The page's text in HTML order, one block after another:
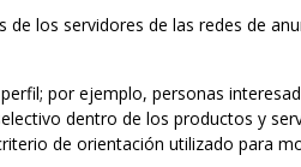
los servidores de las redes de
por ejemplo, personas
dentro de los productos y
de orientación utilizado para